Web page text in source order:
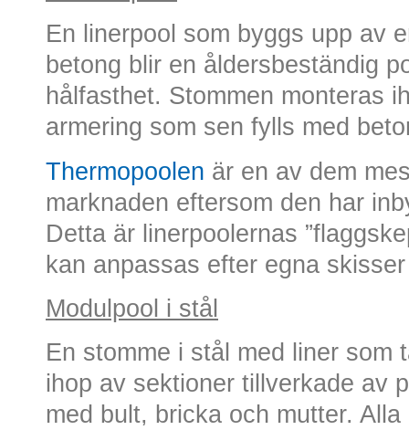
En linerpool som byggs upp av
betong blir en åldersbeständig
hålfasthet. Stommen monteras
armering som sen fylls med
Thermopoolen är en av dem
marknaden eftersom den har
Detta är linerpoolernas
kan anpassas efter egna
Modulpool i stål
En stomme i stål med liner som
ihop av sektioner tillverkade av
med bult, bricka och mutter.